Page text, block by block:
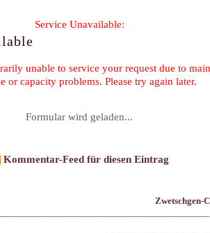
Formular wird geladen...
Kommentar-Feed für diesen Eintrag
Family & Friends: